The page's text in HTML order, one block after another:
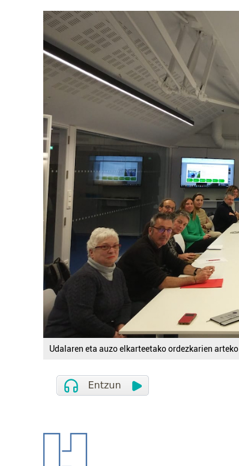
Udalaren eta auzo elkarteetako ordezkarien